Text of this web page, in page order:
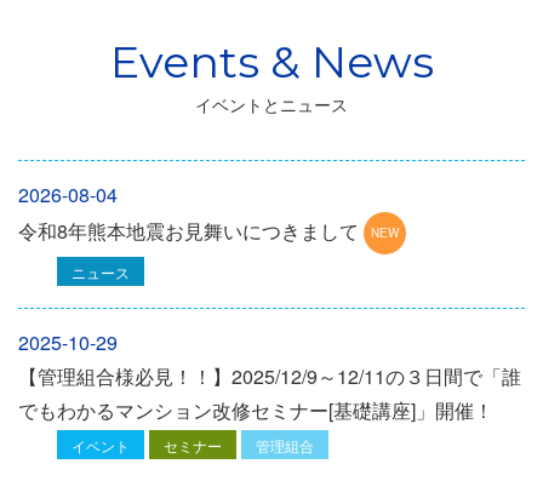
イベントとニュース
2026-08-04
令和8年熊本地震お見舞いにつきまして
ニュース
2025-10-29
【管理組合様必見！！】2025/12/9～12/11の３日間で「誰
でもわかるマンション改修セミナー[基礎講座]」開催！
イベント セミナー 管理組合